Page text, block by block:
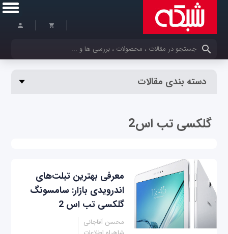
کلمات کلیدی خود را وارد کنید
دسته بندی مقالات
گلکسی تب اس2
معرفی بهترین تبلت‌های
اندرویدی بازار: سامسونگ
گلکسی تب اس 2
محسن آقاجانی